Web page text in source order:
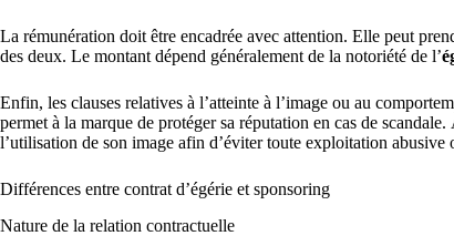
La rémunération doit être encadrée avec attention. Elle peut
des deux. Le montant dépend généralement de la notoriété de l’
Enfin, les clauses relatives à l’atteinte à l’image ou au
permet à la marque de protéger sa réputation en cas de scandale.
l’utilisation de son image afin d’éviter toute exploitation abusive
Différences entre contrat d’égérie et sponsoring
Nature de la relation contractuelle